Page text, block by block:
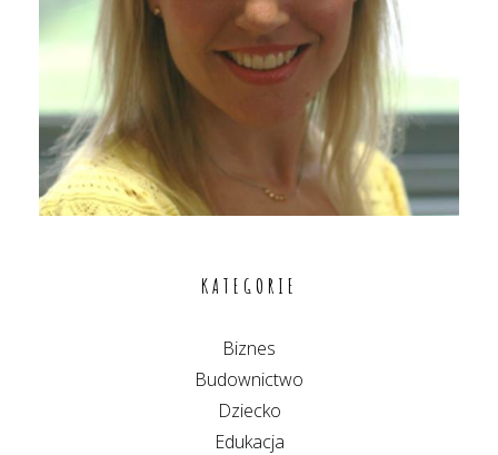
KATEGORIE
Biznes
Budownictwo
Dziecko
Edukacja